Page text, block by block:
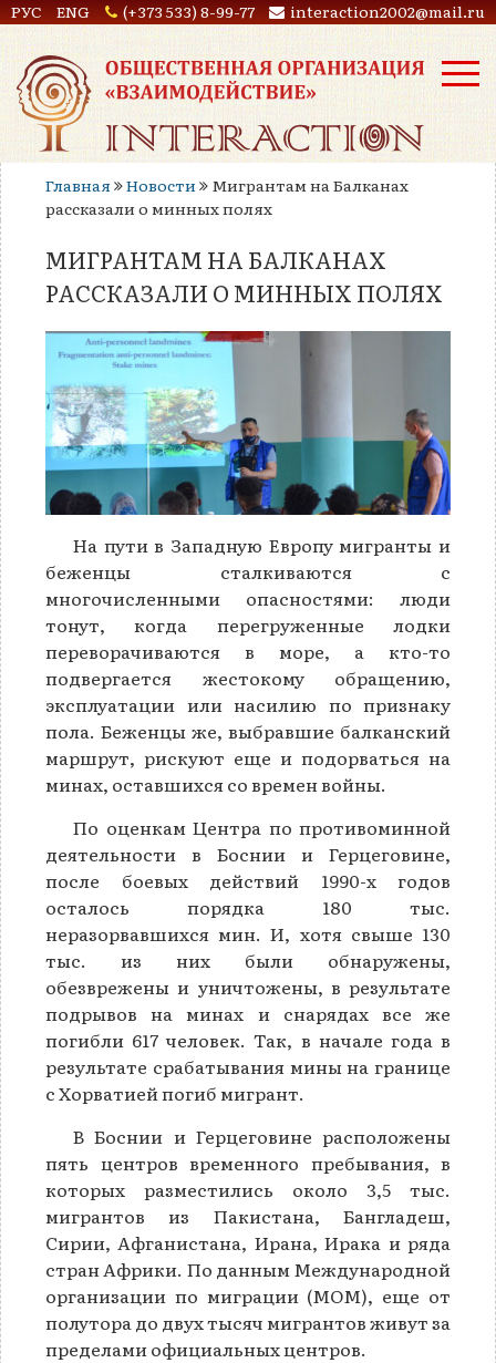
РУС ENG (+373 533) 8-99-77 interaction2002@mail.ru
Главная Новости
Мигрантам на Балканах
рассказали о минных полях
МИГРАНТАМ НА БАЛКАНАХ
РАССКАЗАЛИ О МИННЫХ ПОЛЯХ
На пути в Западную Европу мигранты и
беженцы сталкиваются с
многочисленными опасностями: люди
тонут, когда перегруженные лодки
переворачиваются в море, а кто-то
подвергается жестокому обращению,
эксплуатации или насилию по признаку
пола. Беженцы же, выбравшие балканский
маршрут, рискуют еще и подорваться на
минах, оставшихся со времен войны.
По оценкам Центра по противоминной
деятельности в Боснии и Герцеговине,
после боевых действий 1990-х годов
осталось порядка 180 тыс.
неразорвавшихся мин. И, хотя свыше 130
тыс. из них были обнаружены,
обезврежены и уничтожены, в результате
подрывов на минах и снарядах все же
погибли 617 человек. Так, в начале года в
результате срабатывания мины на границе
с Хорватией погиб мигрант.
В Боснии и Герцеговине расположены
пять центров временного пребывания, в
которых разместились около 3,5 тыс.
мигрантов из Пакистана, Бангладеш,
Сирии, Афганистана, Ирана, Ирака и ряда
стран Африки. По данным Международной
организации по миграции (МОМ), еще от
полутора до двух тысяч мигрантов живут за
пределами официальных центров.